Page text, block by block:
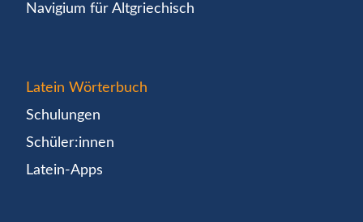
Navigium für Altgriechisch
Latein Wörterbuch
Schulungen
Schüler:innen
Latein-Apps